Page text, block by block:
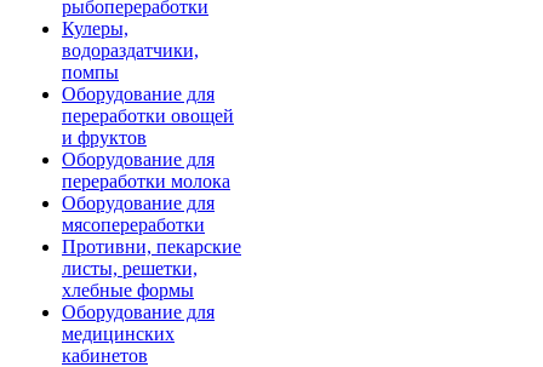
рыбопереработки
Кулеры,
водораздатчики,
помпы
Оборудование для
переработки овощей
и фруктов
Оборудование для
переработки молока
Оборудование для
мясопереработки
Противни, пекарские
листы, решетки,
хлебные формы
Оборудование для
медицинских
кабинетов